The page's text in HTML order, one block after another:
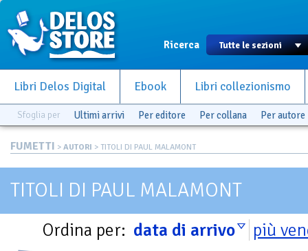
Ricerca
Libri Delos Digital Ebook Libri collezionismo
Sfoglia per Ultimi arrivi Per editore Per collana Per autore
FUMETTI > AUTORI > TITOLI DI PAUL MALAMONT
TITOLI DI PAUL MALAMONT
Ordina per: data di arrivo più